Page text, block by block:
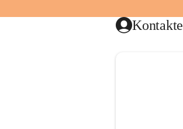
Kontakte